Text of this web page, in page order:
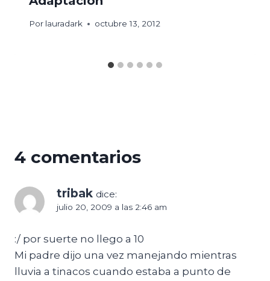
Por lauradark octubre 13, 2012
4 comentarios
tribak dice:
julio 20, 2009 a las 2:46 am
:/ por suerte no llego a 10
Mi padre dijo una vez manejando mientras
lluvia a tinacos cuando estaba a punto de